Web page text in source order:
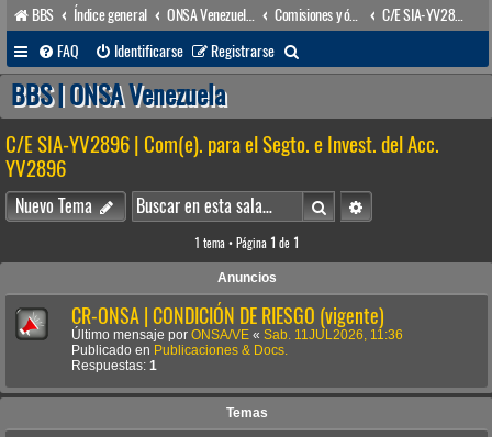
BBS Índice general ONSA Venezuela (acceso público) Comisiones y órganos Asesores internos
FAQ
Identificarse Registrarse
u
c
r
BBS | ONSA Venezuela
C/E SIA-YV2896 | Com(e). para el Segto. e Invest. del Acc.
YV2896
Nuevo Tema BuscarBúsqueda avanzada
1 tema • Página 1 de 1
Anuncios
CR-ONSA | CONDICIÓN DE RIESGO (vigente)
Último mensaje por ONSA/VE « Sab. 11JUL2026, 11:36
Publicado en Publicaciones & Docs.
Respuestas: 1
Temas